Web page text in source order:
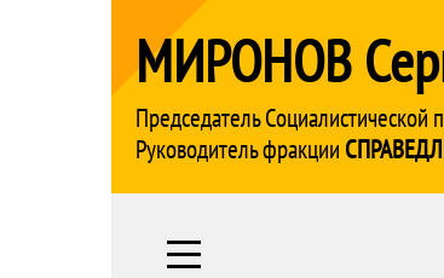
МИРОНОВ
Председатель Социалистической
Руководитель фракции